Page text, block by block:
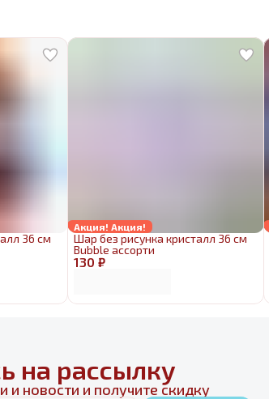
36 см
Акция! Акция!
130 ₽
Шар без рисунка кристалл 36 см
Bubble ассорти
на рассылку
новости и получите скидку